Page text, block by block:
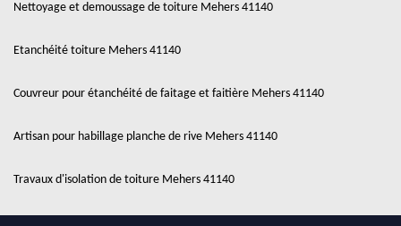
Nettoyage et demoussage de toiture Mehers 41140
Etanchéité toiture Mehers 41140
Couvreur pour étanchéité de faitage et faitière Mehers 41140
Artisan pour habillage planche de rive Mehers 41140
Travaux d'isolation de toiture Mehers 41140